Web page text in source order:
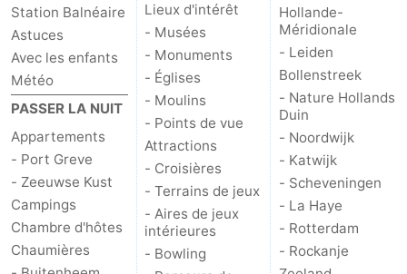
Nature
Hollands
Duin
-
Noordwijk
-
Katwijk
-
Scheveningen
-
La
Haye
-
Rotterdam
-
Rockanje
Zeeland
Station Balnéaire
Astuces
Avec les enfants
Météo
PASSER LA NUIT
Appartements
- Port Greve
- Zeeuwse Kust
Campings
Chambre d'hôtes
Chaumières
Lieux d'intérêt
- Musées
- Monuments
- Églises
- Moulins
- Points de vue
Attractions
- Croisières
- Terrains de jeux
- Aires de jeux
intérieures
- Bowling
Hollande-
Méridionale
- Leiden
Bollenstreek
- Nature Hollands
Duin
- Noordwijk
- Katwijk
- Scheveningen
- La Haye
- Rotterdam
- Rockanje